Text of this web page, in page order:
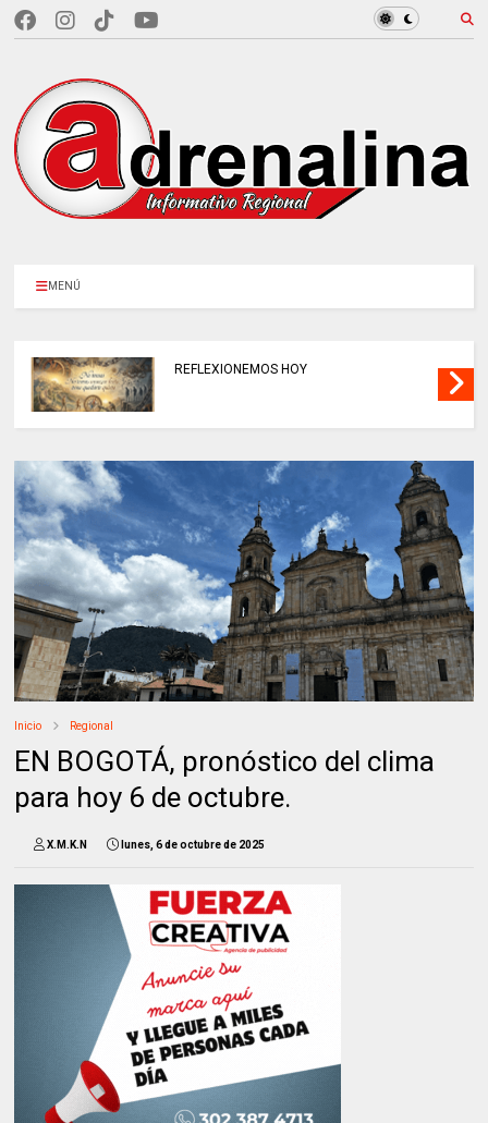
MENÚ
REFLEXIONEMOS HOY
Inicio Regional
EN BOGOTÁ, pronóstico del clima
para hoy 6 de octubre.
X.M.K.N lunes, 6 de octubre de 2025